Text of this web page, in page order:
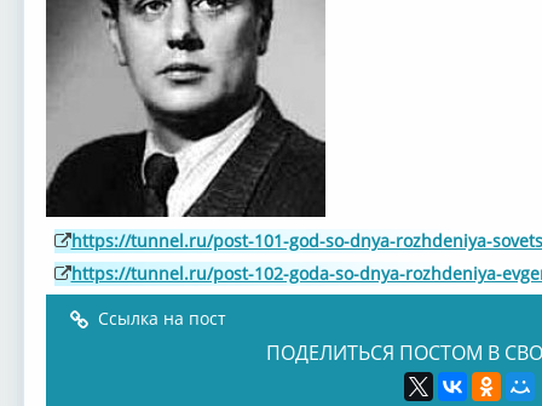
https://tunnel.ru/post-101-god-so-dnya-rozhdeniya-
https://tunnel.ru/post-102-goda-so-dnya-rozhdeniya-
Ссылка на пост
ПОДЕЛИТЬСЯ ПОСТОМ В